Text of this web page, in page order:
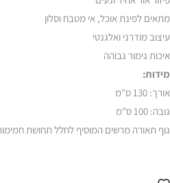
מתאים לפינת אוכל, אי מטבח וסלון
עיצוב מודרני ואלגנטי
איכות גימור גבוהה
מידות:
אורך: 130 ס"מ
גובה: 100 ס"מ
גוף תאורה מרשים המוסיף לחלל תחושת חמימות,